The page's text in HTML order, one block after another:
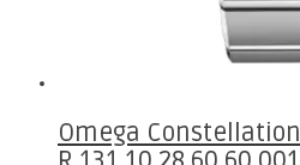
Omega Constellation